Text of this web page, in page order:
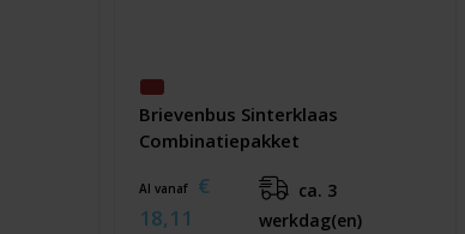
Brievenbus Sinterklaas
Combinatiepakket
Al vanaf
€
18,11
ca. 3
werkdag(en)